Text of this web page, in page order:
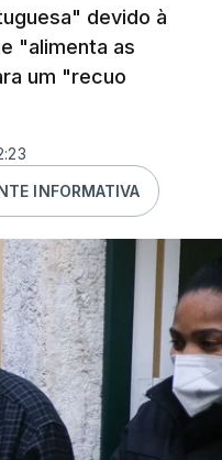
devido à
"alimenta as
um "recuo
INFORMATIVA